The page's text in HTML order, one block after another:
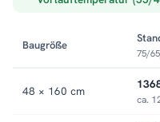
Modelle finden Sie in der
Baugröße
75/
48 × 160 cm
ca.